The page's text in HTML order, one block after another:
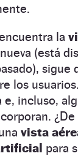
la
(está
sigue
los
e, incluso,
vista
para